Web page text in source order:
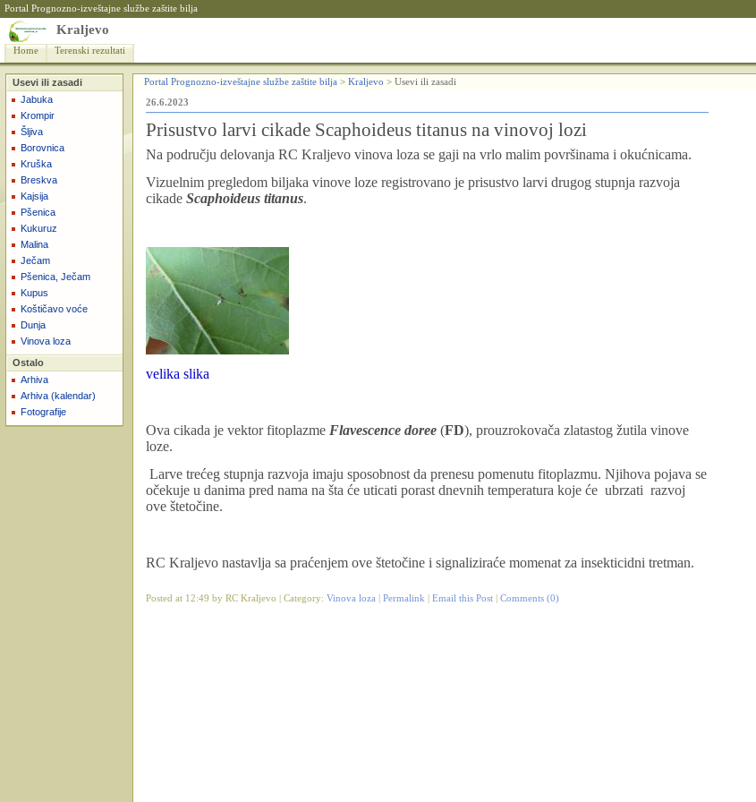
Portal Prognozno-izveštajne službe zaštite bilja
Kraljevo
Home Terenski rezultati
Usevi ili zasadi
Jabuka
Krompir
Šljiva
Borovnica
Kruška
Breskva
Kajsija
Pšenica
Kukuruz
Malina
Ječam
Pšenica, Ječam
Kupus
Koštičavo voće
Dunja
Vinova loza
Ostalo
Arhiva
Arhiva (kalendar)
Fotografije
Portal Prognozno-izveštajne službe zaštite bilja > Kraljevo > Usevi ili zasadi
26.6.2023
Prisustvo larvi cikade Scaphoideus titanus na vinovoj lozi
Na području delovanja RC Kraljevo vinova loza se gaji na vrlo malim površinama i okućnicama.
Vizuelnim pregledom biljaka vinove loze registrovano je prisustvo larvi drugog stupnja razvoja
cikade Scaphoideus titanus.
velika slika
Ova cikada je vektor fitoplazme Flavescence doree (FD), prouzrokovača zlatastog žutila vinove
loze.
Larve trećeg stupnja razvoja imaju sposobnost da prenesu pomenutu fitoplazmu. Njihova pojava se
očekuje u danima pred nama na šta će uticati porast dnevnih temperatura koje će ubrzati razvoj
ove štetočine.
RC Kraljevo nastavlja sa praćenjem ove štetočine i signaliziraće momenat za insekticidni tretman.
Posted at 12:49 by RC Kraljevo | Category: Vinova loza Permalink Email this Post Comments (0)